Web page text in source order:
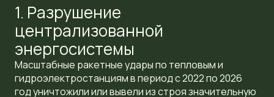
1. Разрушение
централизованной
энергосистемы
Масштабные ракетные удары по тепловым и
гидроэлектростанциям в период с 2022 по 2026
год уничтожили или вывели из строя значительную